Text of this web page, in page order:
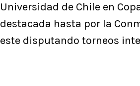
Universidad de Chile en
destacada hasta por la
este disputando torneos